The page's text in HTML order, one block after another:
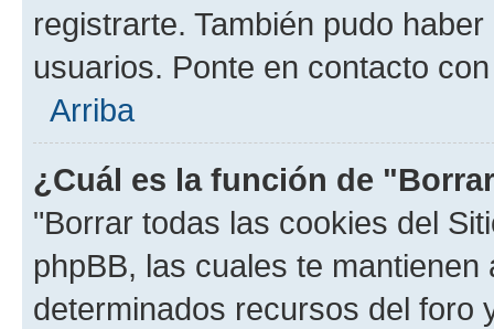
registrarte. También pudo
usuarios. Ponte en contacto
Arriba
¿Cuál es la función de
"Borrar todas las cookies del
phpBB, las cuales te
determinados recursos del foro